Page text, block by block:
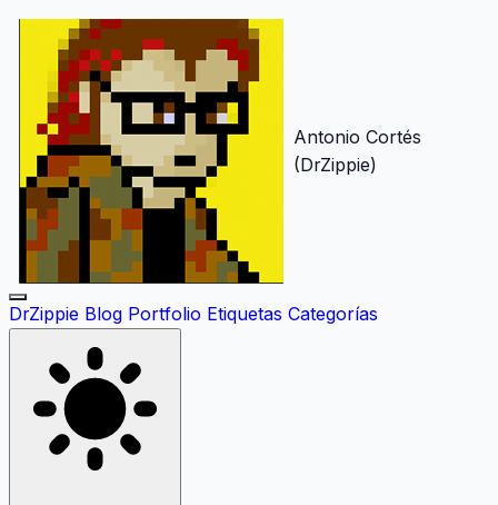
Antonio Cortés
(DrZippie)
DrZippie Blog Portfolio Etiquetas Categorías